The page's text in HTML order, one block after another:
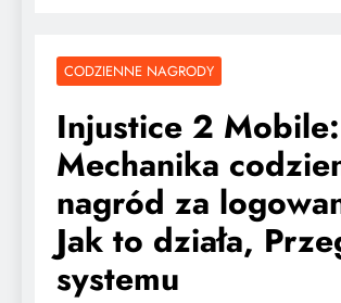
CODZIENNE NAGRODY
Injustice 2 Mobile:
Mechanika
nagród za
Jak to działa,
systemu